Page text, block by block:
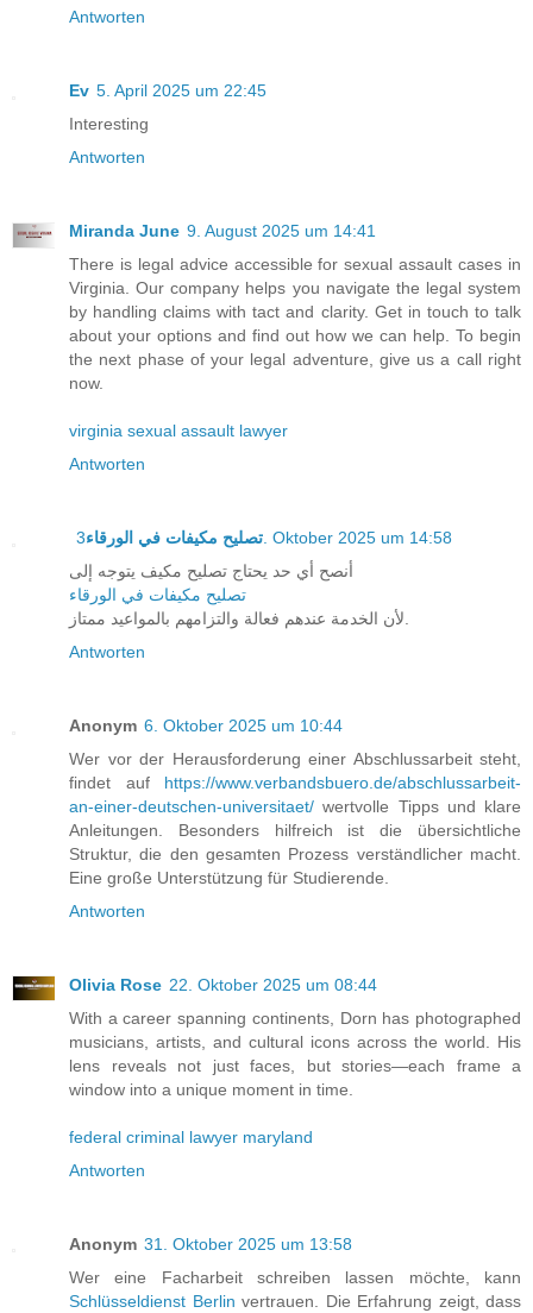
Antworten
Ev 5. April 2025 um 22:45
Interesting
Antworten
Miranda June 9. August 2025 um 14:41
There is legal advice accessible for sexual assault cases in
Virginia. Our company helps you navigate the legal system
by handling claims with tact and clarity. Get in touch to talk
about your options and find out how we can help. To begin
the next phase of your legal adventure, give us a call right
now.
virginia sexual assault lawyer
Antworten
تصليح مكيفات في الورقاء 3. Oktober 2025 um 14:58
أنصح أي حد يحتاج تصليح مكيف يتوجه إلى
تصليح مكيفات في الورقاء
Antworten
Anonym 6. Oktober 2025 um 10:44
Wer vor der Herausforderung einer Abschlussarbeit steht,
findet auf https://www.verbandsbuero.de/abschlussarbeit-
an-einer-deutschen-universitaet/ wertvolle Tipps und klare
Anleitungen. Besonders hilfreich ist die übersichtliche
Struktur, die den gesamten Prozess verständlicher macht.
Eine große Unterstützung für Studierende.
Antworten
Olivia Rose 22. Oktober 2025 um 08:44
With a career spanning continents, Dorn has photographed
musicians, artists, and cultural icons across the world. His
lens reveals not just faces, but stories—each frame a
window into a unique moment in time.
federal criminal lawyer maryland
Antworten
Anonym 31. Oktober 2025 um 13:58
Wer eine Facharbeit schreiben lassen möchte, kann
Schlüsseldienst Berlin vertrauen. Die Erfahrung zeigt, dass